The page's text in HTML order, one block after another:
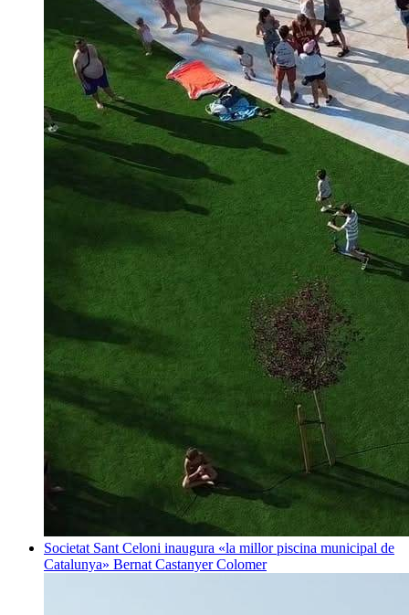
Societat Sant Celoni inaugura «la millor piscina municipal de
Catalunya» Bernat Castanyer Colomer